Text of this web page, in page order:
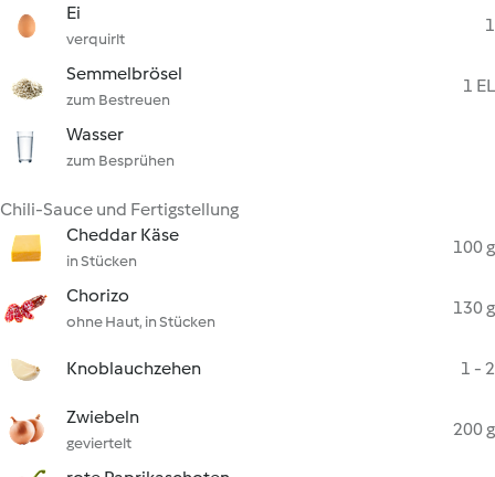
Ei
verquirlt
1
Semmelbrösel
zum Bestreuen
1 EL
Wasser
zum Besprühen
Chili-Sauce und Fertigstellung
Cheddar Käse
in Stücken
100 g
Chorizo
ohne Haut, in Stücken
130 g
Knoblauchzehen 1 - 2
Zwiebeln
geviertelt
200 g